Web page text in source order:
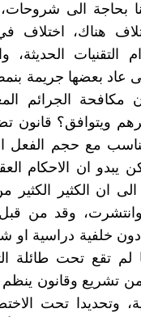
بحاجة الى
هناك، اختلاف
التقنيات الحديثة،
عاد بعضها جريمة
الجرائم
ويتوافق؟ قانون
مع حجم الفعل
يبدو ان الاحكام
الى ان الكثير
وانتشرت، وقد من
خلفية دراسية
تقع تحت طائلة
من تشريع وقانون
وتحديدا تحت